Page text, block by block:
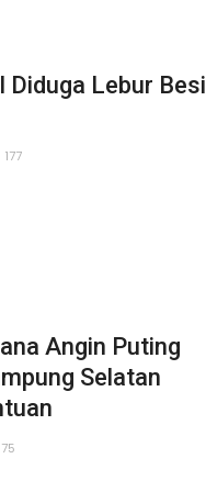
Diduga Lebur Besi
177
Angin Puting
Selatan
75
2026 0 16